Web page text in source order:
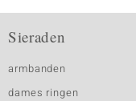
Sieraden
armbanden
dames ringen